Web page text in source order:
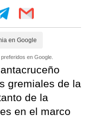
en Google
en Google.
gremiales de la
de la
en el marco